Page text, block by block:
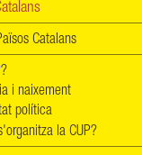
Catalans
i naixement
política
la CUP?